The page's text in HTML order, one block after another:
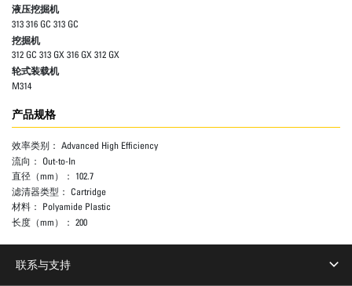
液压挖掘机
313 316 GC 313 GC
挖掘机
312 GC 313 GX 316 GX 312 GX
轮式装载机
M314
产品规格
效率类别： Advanced High Efficiency
流向： Out-to-In
直径（mm）： 102.7
滤清器类型： Cartridge
材料： Polyamide Plastic
长度（mm）： 200
联系与支持